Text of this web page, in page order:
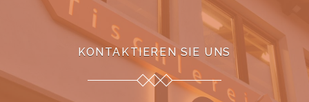
KONTAKTIEREN SIE UNS